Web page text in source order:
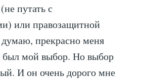
путать с
или правозащитной
прекрасно меня
мой выбор. Но выбор
И он очень дорого мне